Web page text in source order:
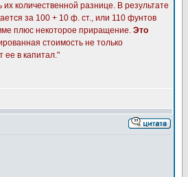
количественной разнице. В результате
за 100 + 10 ф. ст., или 110 фунтов
плюс некоторое приращение. Это
стоимость не только
ее в капитал."